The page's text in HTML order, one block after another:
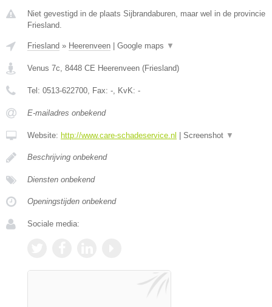
Niet gevestigd in de plaats Sijbrandaburen, maar wel in de provincie
Friesland.
Friesland » Heerenveen Google maps ▼
Venus 7c, 8448 CE Heerenveen (Friesland)
Tel: 0513-622700, Fax: -, KvK: -
E-mailadres onbekend
Website: http://www.care-schadeservice.nl Screenshot ▼
Beschrijving onbekend
Diensten onbekend
Openingstijden onbekend
Sociale media: